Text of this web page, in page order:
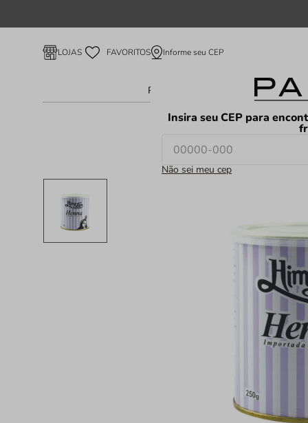
LOJAS FAVORITOS Informe seu CEP
Insira seu CEP para
Não sei meu cep
Perfume Feminino Perfume
62%